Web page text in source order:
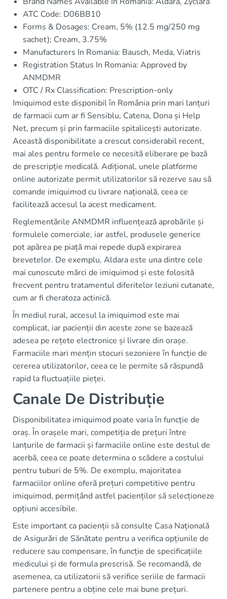
ATC Code: D06BB10
Forms & Dosages: Cream, 5% (12.5 mg/250 mg
sachet); Cream, 3.75%
Manufacturers In Romania: Bausch, Meda, Viatris
Registration Status In Romania: Approved by
ANMDMR
OTC / Rx Classification: Prescription-only
Imiquimod este disponibil în România prin mari lanțuri
de farmacii cum ar fi Sensiblu, Catena, Dona și Help
Net, precum și prin farmaciile spitalicești autorizate.
Această disponibilitate a crescut considerabil recent,
mai ales pentru formele ce necesită eliberare pe bază
de prescripție medicală. Adițional, unele platforme
online autorizate permit utilizatorilor să rezerve sau să
comande imiquimod cu livrare națională, ceea ce
facilitează accesul la acest medicament.
Reglementările ANMDMR influențează aprobările și
formulele comerciale, iar astfel, produsele generice
pot apărea pe piață mai repede după expirarea
brevetelor. De exemplu, Aldara este una dintre cele
mai cunoscute mărci de imiquimod și este folosită
frecvent pentru tratamentul diferitelor leziuni cutanate,
cum ar fi cheratoza actinică.
În mediul rural, accesul la imiquimod este mai
complicat, iar pacienții din aceste zone se bazează
adesea pe rețete electronice și livrare din orașe.
Farmaciile mari mențin stocuri sezoniere în funcție de
cererea utilizatorilor, ceea ce le permite să răspundă
rapid la fluctuațiile pieței.
Canale De Distribuție
Disponibilitatea imiquimod poate varia în funcție de
oraș. În orașele mari, competiția de prețuri între
lanțurile de farmacii și farmaciile online este destul de
acerbă, ceea ce poate determina o scădere a costului
pentru tuburi de 5%. De exemplu, majoritatea
farmaciilor online oferă prețuri competitive pentru
imiquimod, permițând astfel pacienților să selecționeze
opțiuni accesibile.
Este important ca pacienții să consulte Casa Națională
de Asigurări de Sănătate pentru a verifica opțiunile de
reducere sau compensare, în funcție de specificațiile
medicului și de formula prescrisă. Se recomandă, de
asemenea, ca utilizatorii să verifice seriile de farmacii
partenere pentru a obține cele mai bune prețuri.